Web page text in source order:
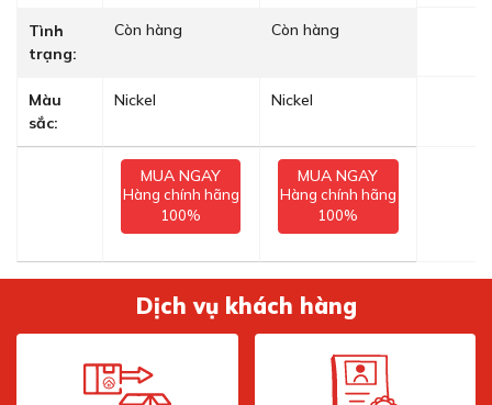
Tình
trạng:
Còn hàng Còn hàng
Màu
sắc:
Nickel Nickel
MUA NGAY
Hàng chính hãng
100%
MUA NGAY
Hàng chính hãng
100%
Dịch vụ khách hàng